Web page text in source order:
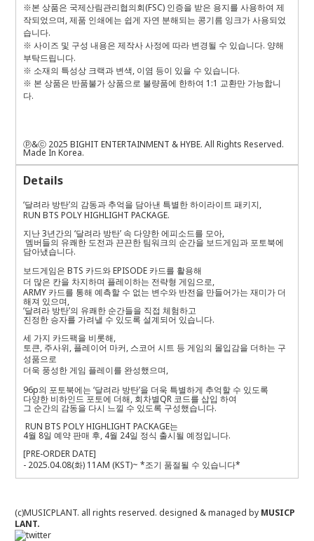
※본 상품은 국제산림관리협의회(FSC) 인증을 받은 용지를 사용하여 제
작되었으며, 제품 인쇄에는 쉽게 자연 분해되는 콩기름 잉크가 사용되었
습니다.
※ 사이즈 및 구성 내용은 제작사 사정에 따라 변경될 수 있습니다. 양해
부탁드립니다.
※ 소재의 특성상 크랙과 변색, 이염 등이 있을 수 있습니다.
※ 본 상품은 반품불가 상품으로 불량품에 한하여 1:1 교환만 가능합니
다.
ⓟ&ⓒ 2025 BIGHIT ENTERTAINMENT & HYBE. All Rights Reserved.
Made In Korea.
Details
‘달려라 방탄’의 감동과 추억을 담아낸 특별한하이라이트 패키지,
RUN BTS POLY HIGHLIGHT PACKAGE.
지난 3년간의 ‘달려라 방탄’ 속 다양한 에피소드를 모아,
멤버들의 유쾌한 도전과 끈끈한 팀워크의 순간을 보드게임과 포토북에
담아냈습니다.
보드게임은 BTS 카드와 EPISODE 카드를 활용해
더 많은 칸을 차지하며 플레이하는 전략형 게임으로,
ARMY 카드를 통해 예측할 수 없는 변수와 반전을 만들어가는 재미가 더
해져 있으며,
‘달려라 방탄’의 유쾌한 순간들을 직접 체험하고
진정한 승자를 가려낼 수 있도록 설계되어 있습니다.
세 가지 카드팩을 비롯해,
토큰, 주사위, 플레이어 마커, 스코어 시트 등 게임의 몰입감을 더하는 구
성품으로
더욱 풍성한 게임 플레이를 완성했으며,
96p의 포토북에는 ‘달려라 방탄’을 더욱 특별하게 추억할 수 있도록
다양한 비하인드 포토에 더해, 회차별QR 코드를 삽입 하여
그 순간의 감동을 다시 느낄 수 있도록 구성했습니다.
RUN BTS POLY HIGHLIGHT PACKAGE는
4월 8일 예약 판매 후, 4월 24일 정식 출시될 예정입니다.
[PRE-ORDER DATE]
- 2025.04.08(화) 11AM (KST)~ *조기 품절될 수 있습니다*
(c)MUSICPLANT. all rights reserved. designed & managed by MUSICP
LANT.